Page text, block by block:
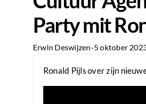
Party mit
Erwin Deswijzen-5 oktober
Ronald Pijls over zijn